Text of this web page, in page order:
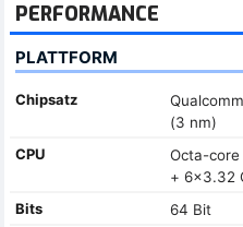
PERFORMANCE
PLATTFORM
Chipsatz
(3 nm)
CPU
Octa-core
+ 6x3.32
Bits
64 Bit